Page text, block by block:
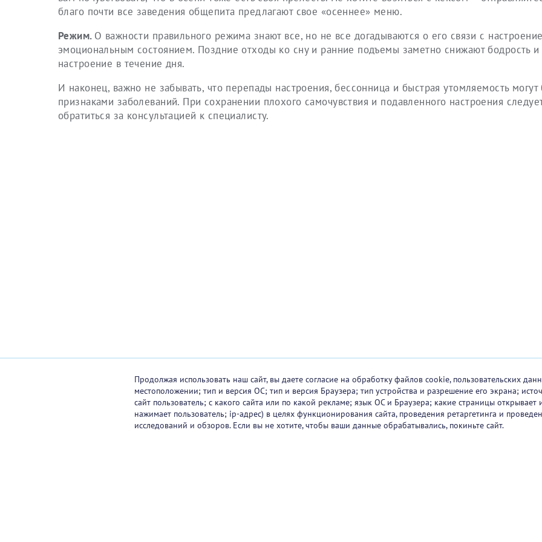
благо почти все заведения общепита предлагают свое «осеннее» меню.
Режим. О важности правильного режима знают все, но не все догадываются о его связи с
эмоциональным состоянием. Поздние отходы ко сну и ранние подъемы заметно снижают бодрость и
настроение в течение дня.
И наконец, важно не забывать, что перепады настроения, бессонница и быстрая утомляемость могут
признаками заболеваний. При сохранении плохого самочувствия и подавленного настроения
обратиться за консультацией к специалисту.
Продолжая использовать наш сайт, вы даете согласие на обработку файлов cookie, пользовательских
местоположении; тип и версия ОС; тип и версия Браузера; тип устройства и разрешение его экрана;
сайт пользователь; с какого сайта или по какой рекламе; язык ОС и Браузера; какие страницы открывает
нажимает пользователь; ip-адрес) в целях функционирования сайта, проведения ретаргетинга и
исследований и обзоров. Если вы не хотите, чтобы ваши данные обрабатывались, покиньте сайт.